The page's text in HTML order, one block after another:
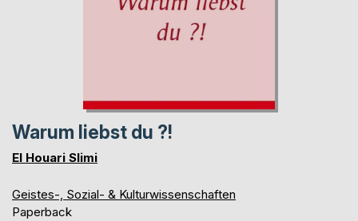
Warum liebst du ?!
El Houari Slimi
Geistes-, Sozial- & Kulturwissenschaften
Paperback